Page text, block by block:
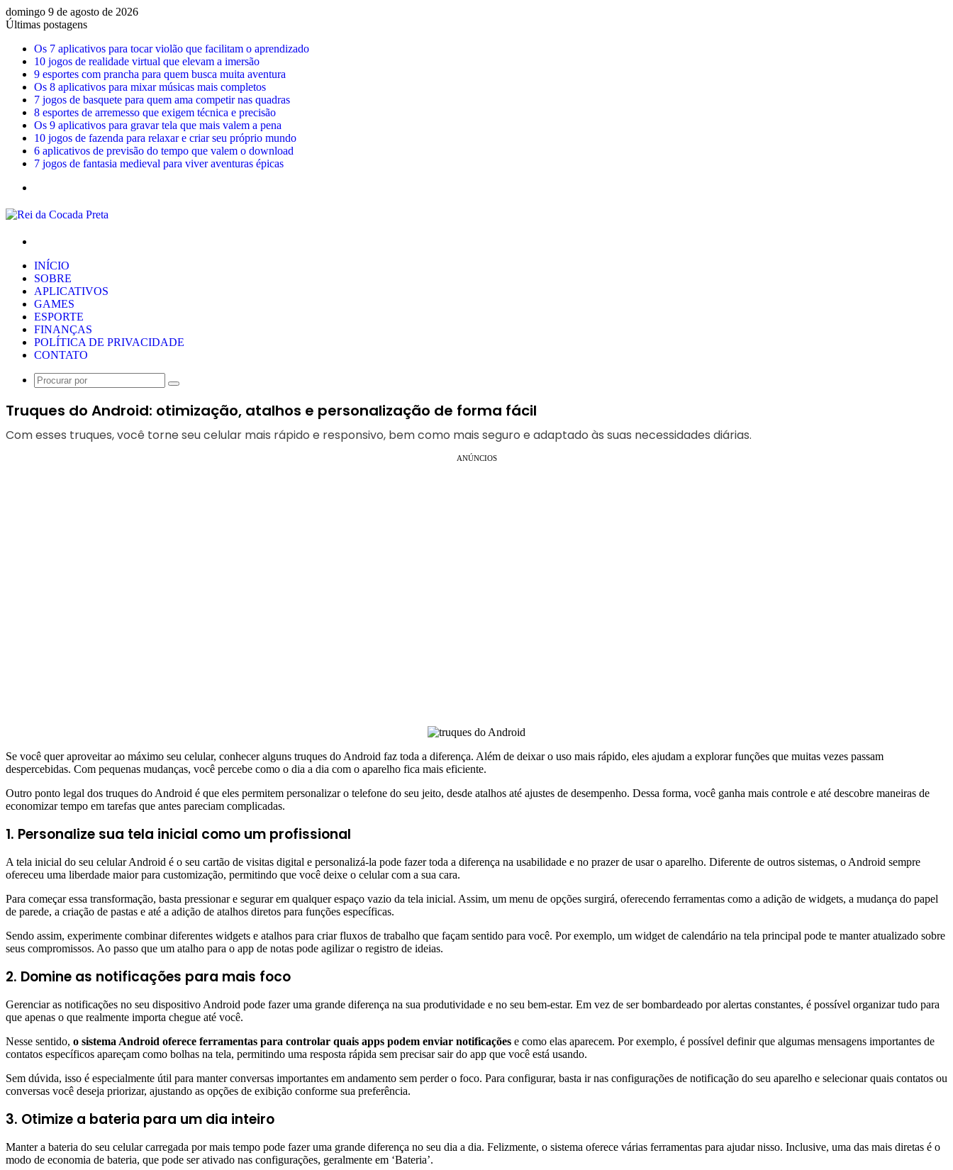
domingo 9 de agosto de 2026
Últimas postagens
Os 7 aplicativos para tocar violão que facilitam o aprendizado
10 jogos de realidade virtual que elevam a imersão
9 esportes com prancha para quem busca muita aventura
Os 8 aplicativos para mixar músicas mais completos
7 jogos de basquete para quem ama competir nas quadras
8 esportes de arremesso que exigem técnica e precisão
Os 9 aplicativos para gravar tela que mais valem a pena
10 jogos de fazenda para relaxar e criar seu próprio mundo
6 aplicativos de previsão do tempo que valem o download
7 jogos de fantasia medieval para viver aventuras épicas
INÍCIO
SOBRE
APLICATIVOS
GAMES
ESPORTE
FINANÇAS
POLÍTICA DE PRIVACIDADE
CONTATO
Procurar
Truques do Android: otimização, atalhos e personalização de forma fácil
Com esses truques, você torne seu celular mais rápido e responsivo, bem como mais seguro e adaptado às suas necessidades diárias.
ANÚNCIOS
Se você quer aproveitar ao máximo seu celular, conhecer alguns truques do Android faz toda a diferença. Além de deixar o uso mais rápido, eles ajudam a explorar funções que muitas vezes passam
despercebidas. Com pequenas mudanças, você percebe como o dia a dia com o aparelho fica mais eficiente.
Outro ponto legal dos truques do Android é que eles permitem personalizar o telefone do seu jeito, desde atalhos até ajustes de desempenho. Dessa forma, você ganha mais controle e até descobre maneiras de
economizar tempo em tarefas que antes pareciam complicadas.
1. Personalize sua tela inicial como um profissional
A tela inicial do seu celular Android é o seu cartão de visitas digital e personalizá-la pode fazer toda a diferença na usabilidade e no prazer de usar o aparelho. Diferente de outros sistemas, o Android sempre
ofereceu uma liberdade maior para customização, permitindo que você deixe o celular com a sua cara.
Para começar essa transformação, basta pressionar e segurar em qualquer espaço vazio da tela inicial. Assim, um menu de opções surgirá, oferecendo ferramentas como a adição de widgets, a mudança do papel
de parede, a criação de pastas e até a adição de atalhos diretos para funções específicas.
Sendo assim, experimente combinar diferentes widgets e atalhos para criar fluxos de trabalho que façam sentido para você. Por exemplo, um widget de calendário na tela principal pode te manter atualizado sobre
seus compromissos. Ao passo que um atalho para o app de notas pode agilizar o registro de ideias.
2. Domine as notificações para mais foco
Gerenciar as notificações no seu dispositivo Android pode fazer uma grande diferença na sua produtividade e no seu bem-estar. Em vez de ser bombardeado por alertas constantes, é possível organizar tudo para
que apenas o que realmente importa chegue até você.
Nesse sentido, o sistema Android oferece ferramentas para controlar quais apps podem enviar notificações e como elas aparecem. Por exemplo, é possível definir que algumas mensagens importantes de
contatos específicos apareçam como bolhas na tela, permitindo uma resposta rápida sem precisar sair do app que você está usando.
Sem dúvida, isso é especialmente útil para manter conversas importantes em andamento sem perder o foco. Para configurar, basta ir nas configurações de notificação do seu aparelho e selecionar quais contatos ou
conversas você deseja priorizar, ajustando as opções de exibição conforme sua preferência.
3. Otimize a bateria para um dia inteiro
Manter a bateria do seu celular carregada por mais tempo pode fazer uma grande diferença no seu dia a dia. Felizmente, o sistema oferece várias ferramentas para ajudar nisso. Inclusive, uma das mais diretas é o
modo de economia de bateria, que pode ser ativado nas configurações, geralmente em ‘Bateria’.